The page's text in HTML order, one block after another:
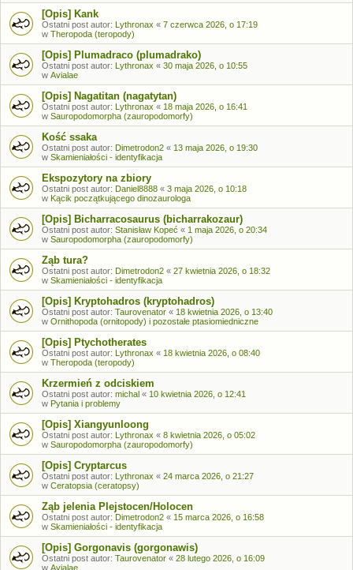
[Opis] Kank
Ostatni post autor: Lythronax « 7 czerwca 2026, o 17:19
w Theropoda (teropody)
[Opis] Plumadraco (plumadrako)
Ostatni post autor: Lythronax « 30 maja 2026, o 10:55
w Avialae
[Opis] Nagatitan (nagatytan)
Ostatni post autor: Lythronax « 18 maja 2026, o 16:41
w Sauropodomorpha (zauropodomorfy)
Kość ssaka
Ostatni post autor: Dimetrodon2 « 13 maja 2026, o 19:30
w Skamieniałości - identyfikacja
Ekspozytory na zbiory
Ostatni post autor: Daniel8888 « 3 maja 2026, o 10:18
w Kącik początkującego dinozaurologa
[Opis] Bicharracosaurus (bicharrakozaur)
Ostatni post autor: Stanisław Kopeć « 1 maja 2026, o 20:34
w Sauropodomorpha (zauropodomorfy)
Ząb tura?
Ostatni post autor: Dimetrodon2 « 27 kwietnia 2026, o 18:32
w Skamieniałości - identyfikacja
[Opis] Kryptohadros (kryptohadros)
Ostatni post autor: Taurovenator « 18 kwietnia 2026, o 13:40
w Ornithopoda (ornitopody) i pozostałe ptasiomiedniczne
[Opis] Ptychotherates
Ostatni post autor: Lythronax « 18 kwietnia 2026, o 08:40
w Theropoda (teropody)
Krzermień z odciskiem
Ostatni post autor: michal « 10 kwietnia 2026, o 12:41
w Pytania i problemy
[Opis] Xiangyunloong
Ostatni post autor: Lythronax « 8 kwietnia 2026, o 05:02
w Sauropodomorpha (zauropodomorfy)
[Opis] Cryptarcus
Ostatni post autor: Lythronax « 24 marca 2026, o 21:27
w Ceratopsia (ceratopsy)
Ząb jelenia Plejstocen/Holocen
Ostatni post autor: Dimetrodon2 « 15 marca 2026, o 16:58
w Skamieniałości - identyfikacja
[Opis] Gorgonavis (gorgonawis)
Ostatni post autor: Taurovenator « 28 lutego 2026, o 16:09
w Avialae